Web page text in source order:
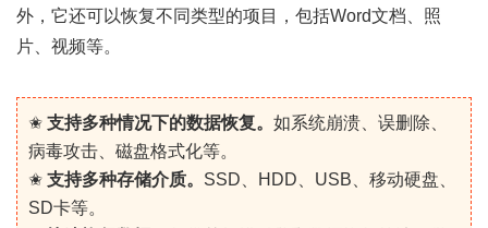
外，它还可以恢复不同类型的项目，包括Word文档、照
片、视频等。
✬ 支持多种情况下的数据恢复。 如系统崩溃、误删除、
病毒攻击、磁盘格式化等。
✬ 支持多种存储介质。 SSD、HDD、USB、移动硬盘、
SD卡等。